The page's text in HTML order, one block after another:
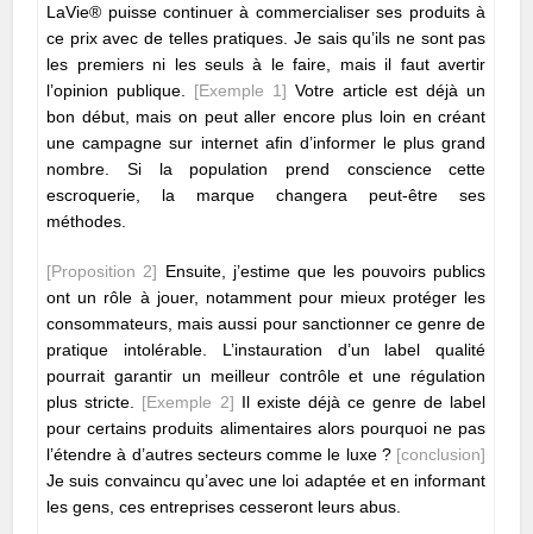
LaVie® puisse continuer à commercialiser ses produits à
ce prix avec de telles pratiques. Je sais qu’ils ne sont pas
les premiers ni les seuls à le faire, mais il faut avertir
l’opinion publique. [Exemple 1] Votre article est déjà un
bon début, mais on peut aller encore plus loin en créant
une campagne sur internet afin d’informer le plus grand
nombre. Si la population prend conscience cette
escroquerie, la marque changera peut-être ses
méthodes.
[Proposition 2] Ensuite, j’estime que les pouvoirs publics
ont un rôle à jouer, notamment pour mieux protéger les
consommateurs, mais aussi pour sanctionner ce genre de
pratique intolérable. L’instauration d’un label qualité
pourrait garantir un meilleur contrôle et une régulation
plus stricte. [Exemple 2] Il existe déjà ce genre de label
pour certains produits alimentaires alors pourquoi ne pas
l’étendre à d’autres secteurs comme le luxe ? [conclusion]
Je suis convaincu qu’avec une loi adaptée et en informant
les gens, ces entreprises cesseront leurs abus.